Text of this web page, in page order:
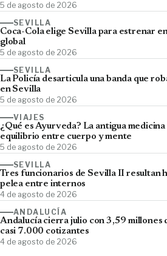
5 de agosto de 2026
SEVILLA
Coca-Cola elige Sevilla para estrenar
global
5 de agosto de 2026
SEVILLA
La Policía desarticula una banda que
en Sevilla
5 de agosto de 2026
VIAJES
¿Qué es Ayurveda? La antigua
equilibrio entre cuerpo y mente
5 de agosto de 2026
SEVILLA
Tres funcionarios de Sevilla II resultan
pelea entre internos
4 de agosto de 2026
ANDALUCÍA
Andalucía cierra julio con 3,59 millones
casi 7.000 cotizantes
4 de agosto de 2026